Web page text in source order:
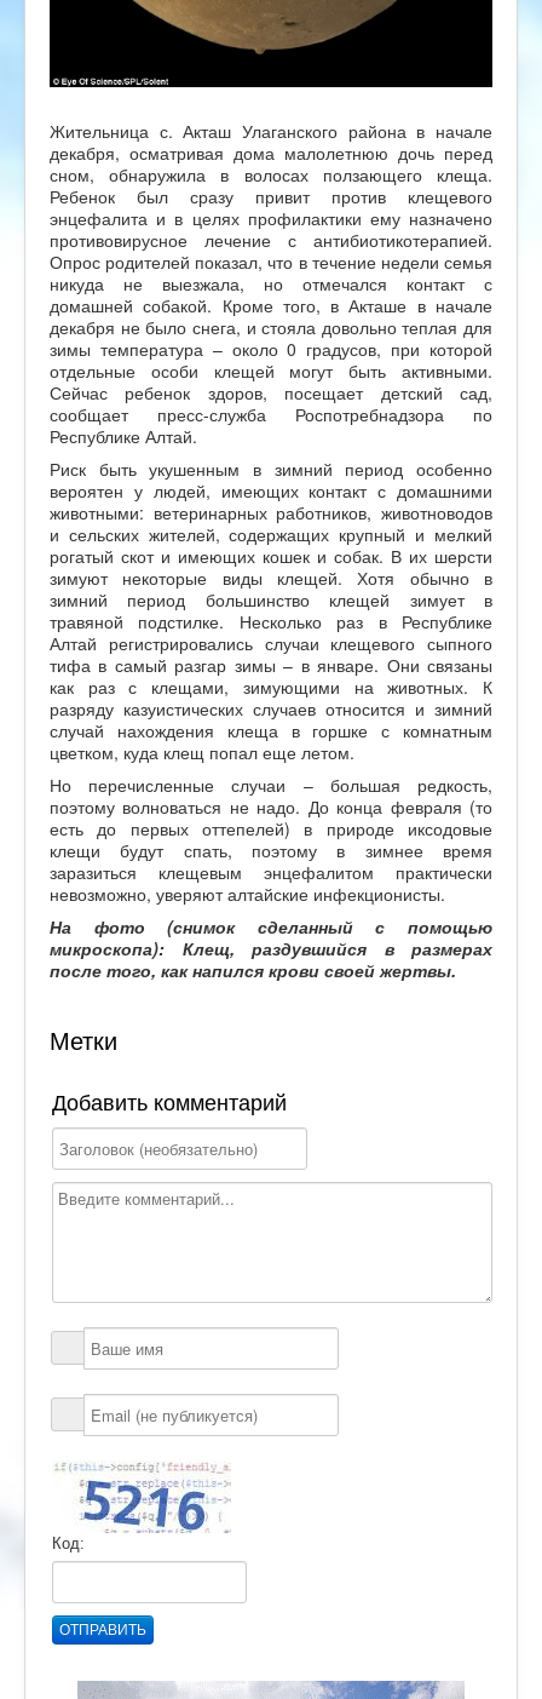
Жительница с. Акташ Улаганского района в начале
декабря, осматривая дома малолетнюю дочь перед
сном, обнаружила в волосах ползающего клеща.
Ребенок был сразу привит против клещевого
энцефалита и в целях профилактики ему назначено
противовирусное лечение с антибиотикотерапией.
Опрос родителей показал, что в течение недели семья
никуда не выезжала, но отмечался контакт с
домашней собакой. Кроме того, в Акташе в начале
декабря не было снега, и стояла довольно теплая для
зимы температура – около 0 градусов, при которой
отдельные особи клещей могут быть активными.
Сейчас ребенок здоров, посещает детский сад,
сообщает пресс-служба Роспотребнадзора по
Республике Алтай.
Риск быть укушенным в зимний период особенно
вероятен у людей, имеющих контакт с домашними
животными: ветеринарных работников, животноводов
и сельских жителей, содержащих крупный и мелкий
рогатый скот и имеющих кошек и собак. В их шерсти
зимуют некоторые виды клещей. Хотя обычно в
зимний период большинство клещей зимует в
травяной подстилке. Несколько раз в Республике
Алтай регистрировались случаи клещевого сыпного
тифа в самый разгар зимы – в январе. Они связаны
как раз с клещами, зимующими на животных. К
разряду казуистических случаев относится и зимний
случай нахождения клеща в горшке с комнатным
цветком, куда клещ попал еще летом.
Но перечисленные случаи – большая редкость,
поэтому волноваться не надо. До конца февраля (то
есть до первых оттепелей) в природе иксодовые
клещи будут спать, поэтому в зимнее время
заразиться клещевым энцефалитом практически
невозможно, уверяют алтайские инфекционисты.
На фото (снимок сделанный с помощью
микроскопа): Клещ, раздувшийся в размерах
после того, как напился крови своей жертвы.
Метки
Добавить комментарий
Код:
ОТПРАВИТЬ